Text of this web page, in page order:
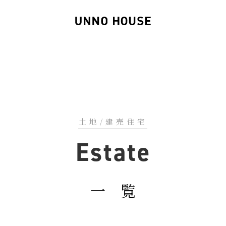
土地/建売住宅
Estate
一 覧